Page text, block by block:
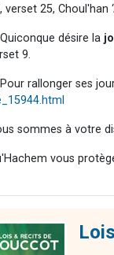
verset 25, Choul'han
Quiconque désire la
9.
Pour rallonger ses
sommes à votre
vous